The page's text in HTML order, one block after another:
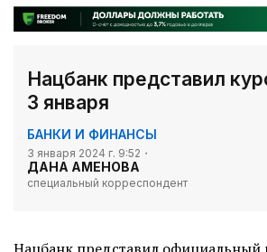
Нацбанк представил
3 января
БАНКИ И ФИНАНСЫ
3 января 2024 г. 9:52
ДАНА АМЕНОВА
специальный корреспондент